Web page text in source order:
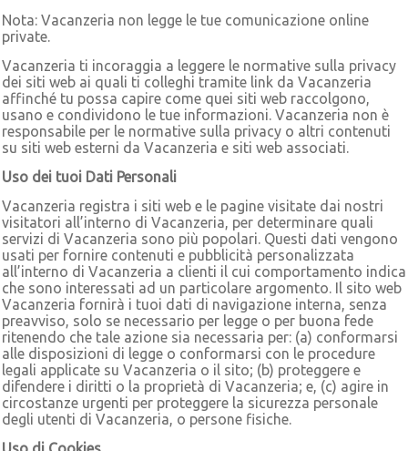
Nota: Vacanzeria non legge le tue comunicazione online
private.
Vacanzeria ti incoraggia a leggere le normative sulla privacy
dei siti web ai quali ti colleghi tramite link da Vacanzeria
affinché tu possa capire come quei siti web raccolgono,
usano e condividono le tue informazioni. Vacanzeria non è
responsabile per le normative sulla privacy o altri contenuti
su siti web esterni da Vacanzeria e siti web associati.
Uso dei tuoi Dati Personali
Vacanzeria registra i siti web e le pagine visitate dai nostri
visitatori all’interno di Vacanzeria, per determinare quali
servizi di Vacanzeria sono più popolari. Questi dati vengono
usati per fornire contenuti e pubblicità personalizzata
all’interno di Vacanzeria a clienti il cui comportamento indica
che sono interessati ad un particolare argomento. Il sito web
Vacanzeria fornirà i tuoi dati di navigazione interna, senza
preavviso, solo se necessario per legge o per buona fede
ritenendo che tale azione sia necessaria per: (a) conformarsi
alle disposizioni di legge o conformarsi con le procedure
legali applicate su Vacanzeria o il sito; (b) proteggere e
difendere i diritti o la proprietà di Vacanzeria; e, (c) agire in
circostanze urgenti per proteggere la sicurezza personale
degli utenti di Vacanzeria, o persone fisiche.